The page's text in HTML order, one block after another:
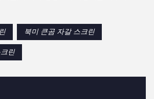
북미 큰곰 자갈 스크린
린